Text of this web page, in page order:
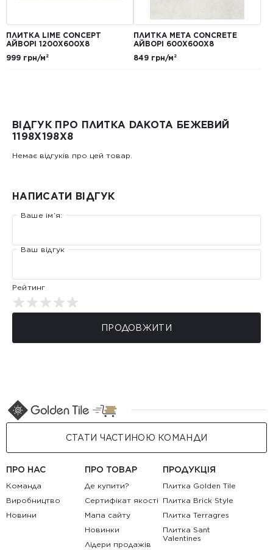
ПЛИТКА LIME CONCEPT
АЙВОРІ 1200Х600Х8
999 грн/м²
ПЛИТКА META CONCRETE
АЙВОРІ 600Х600Х8
849 грн/м²
ВІДГУК ПРО ПЛИТКА DAKOTA БЕЖЕВИЙ
1198X198X8
Немає відгуків про цей товар.
НАПИСАТИ ВІДГУК
Ваше ім’я:
Ваш відгук
Рейтинг
ПРОДОВЖИТИ
СТАТИ ЧАСТИНОЮ КОМАНДИ
ПРО НАС
Команда
Виробництво
Новини
ПРО ТОВАР
Де купити?
Сертифікат якості
Мапа сайту
Новинки
Лідери продажів
ПРОДУКЦІЯ
Плитка Golden Tile
Плитка Brick Style
Плитка Terragres
Плитка Sant
Valentines